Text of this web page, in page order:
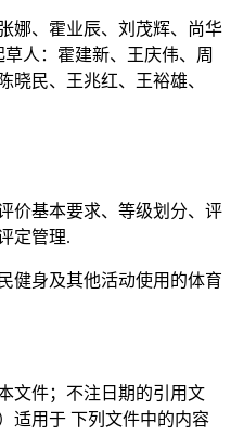
娜、霍业辰、刘茂辉、尚华
人：霍建新、王庆伟、周
晓民、王兆红、王裕雄、
价基本要求、等级划分、评
定管理.
健身及其他活动使用的体育
文件；不注日期的引用文
适用于 下列文件中的内容